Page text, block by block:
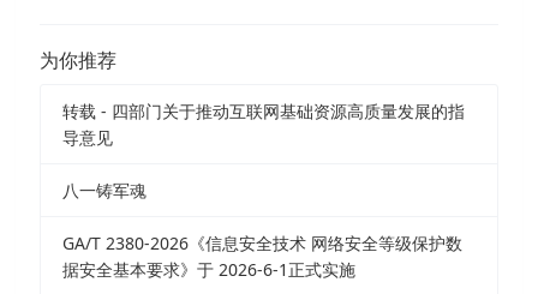
为你推荐
转载 - 四部门关于推动互联网基础资源高质量发展的指
导意见
八一铸军魂
GA/T 2380-2026《信息安全技术 网络安全等级保护数
据安全基本要求》于 2026-6-1正式实施